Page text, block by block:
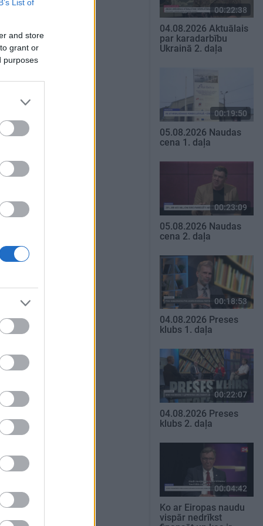
List of
and store
grant or
purposes
00:22:38
04.08.2026 Aktuālais
par karadarbību
Ukrainā 2. daļa
00:19:50
05.08.2026 Naudas
cena 1. daļa
00:23:09
05.08.2026 Naudas
cena 2. daļa
00:18:53
04.08.2026 Preses
klubs 1. daļa
00:22:07
04.08.2026 Preses
klubs 2. daļa
00:04:42
Ko ar Eiropas naudu
vispār nedrīkst